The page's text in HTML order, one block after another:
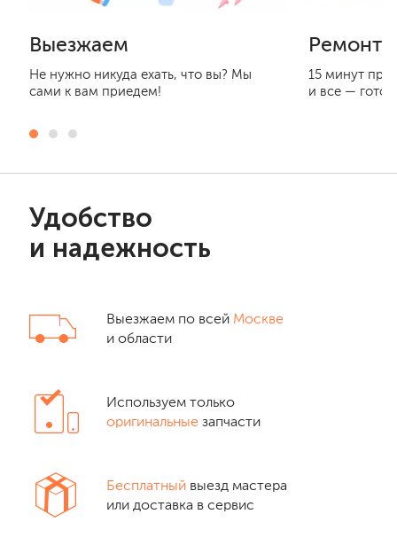
Выезжаем
Не нужно никуда ехать, что вы? Мы
сами к вам приедем!
15 минут
и все —
Удобство
и надежность
Выезжаем по всей Москве
и области
Используем только
оригинальные запчасти
Бесплатный выезд мастера
или доставка в сервис